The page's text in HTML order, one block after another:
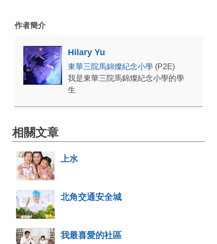
作者簡介
Hilary Yu
東華三院馬錦燦紀念小學 (P2E)
我是東華三院馬錦燦紀念小學的學
生
相關文章
上水
北角交通安全城
我最喜愛的社區